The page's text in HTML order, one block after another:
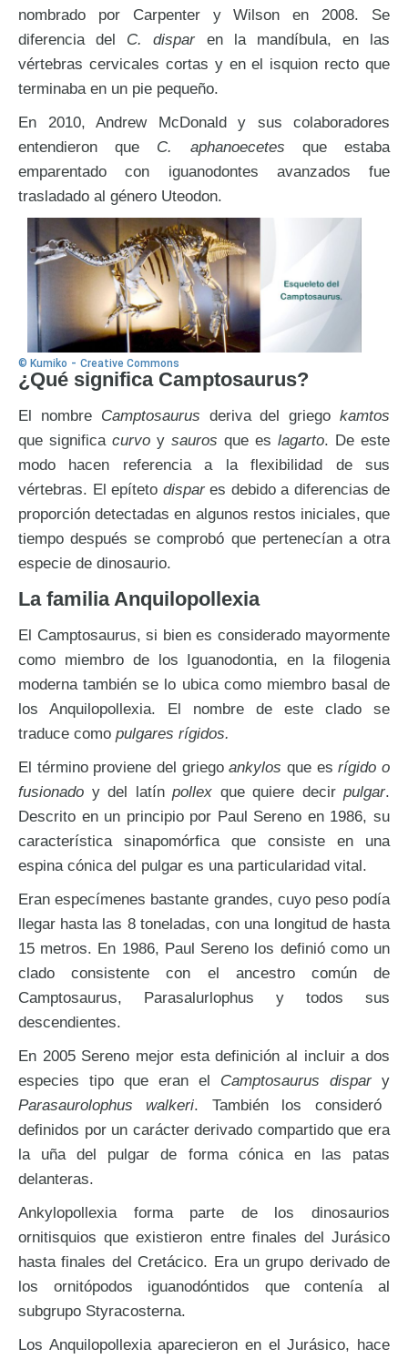
nombrado por Carpenter y Wilson en 2008. Se
diferencia del C. disparen la mandíbula, en las
vértebras cervicales cortas y en el isquion recto que
terminaba en un pie pequeño.
En 2010, Andrew McDonald y sus colaboradores
entendieron que C. aphanoecetes que estaba
emparentado con iguanodontes avanzados fue
trasladado al género Uteodon.
© Kumiko - Creative Commons
¿Qué significa Camptosaurus?
El nombre Camptosaurus deriva del griegokamtos
que significa curvo y sauros que es lagarto. De este
modo hacen referencia a la flexibilidad de sus
vértebras. El epíteto dispares debido a diferencias de
proporción detectadas en algunos restos iniciales, que
tiempo después se comprobó que pertenecían a otra
especie de dinosaurio.
La familia Anquilopollexia
El Camptosaurus, si bien es considerado mayormente
como miembro de los Iguanodontia, en la filogenia
moderna también se lo ubica como miembro basal de
los Anquilopollexia. El nombre de este clado se
traduce como pulgares rígidos.
El término proviene del griegoankylosque esrígido o
fusionado y del latín pollex que quiere decir pulgar.
Descrito en un principio por Paul Sereno en 1986, su
característica sinapomórfica que consiste en una
espina cónica del pulgar es una particularidad vital.
Eran especímenes bastante grandes, cuyo peso podía
llegar hasta las 8 toneladas, con una longitud de hasta
15 metros. En 1986, Paul Sereno los definió como un
clado consistente con el ancestro común de
Camptosaurus, Parasalurlophus y todos sus
descendientes.
En 2005 Sereno mejor esta definición al incluir a dos
especies tipo que eran el Camptosaurus dispar y
Parasaurolophus walkeri. También los consideró
definidos por un carácter derivado compartido que era
la uña del pulgar de forma cónica en las patas
delanteras.
Ankylopollexia forma parte de los dinosaurios
ornitisquios que existieron entre finales del Jurásico
hasta finales del Cretácico. Era un grupo derivado de
los ornitópodos iguanodóntidos que contenía al
subgrupo Styracosterna.
Los Anquilopollexia aparecieron en el Jurásico, hace